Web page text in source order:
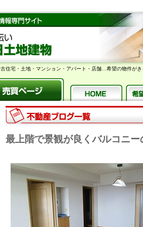
住宅・土地・マンション・アパート・店舗…希望の物件がき
最上階で景観が良くバルコニ